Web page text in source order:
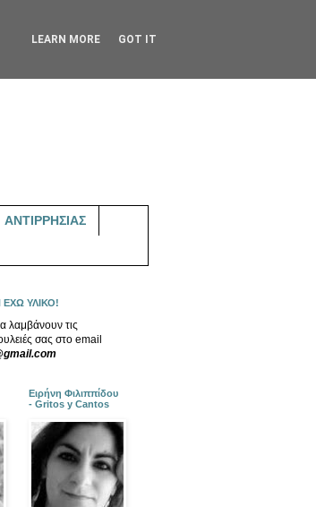
ΑΝΤΙΡΡΗΣΙΑΣ
ΥΛΙΚΟ!
λαμβάνουν τις
σας στο email
Ειρήνη Φιλιππίδου
- Gritos y Cantos
LEARN MORE GOT IT